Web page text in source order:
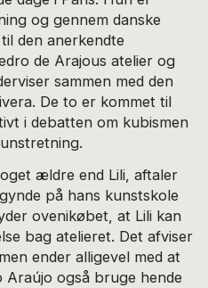
og gennem danske
den anerkendte
de Arajous atelier og
sammen med den
De to er kommet til
i debatten om kubismen
ældre end Lili, aftaler
på hans kunstskole
ovenikøbet, at Lili kan
bag atelieret. Det afviser
ender alligevel med at
også bruge hende